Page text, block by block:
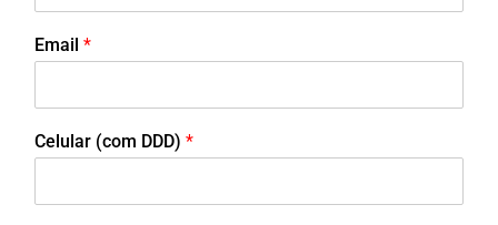
Email *
Celular (com DDD) *